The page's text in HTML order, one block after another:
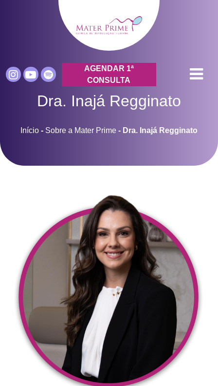
AGENDAR 1ª
CONSULTA
Dra. Inajá Regginato
Início - Sobre a Mater Prime - Dra. Inajá Regginato